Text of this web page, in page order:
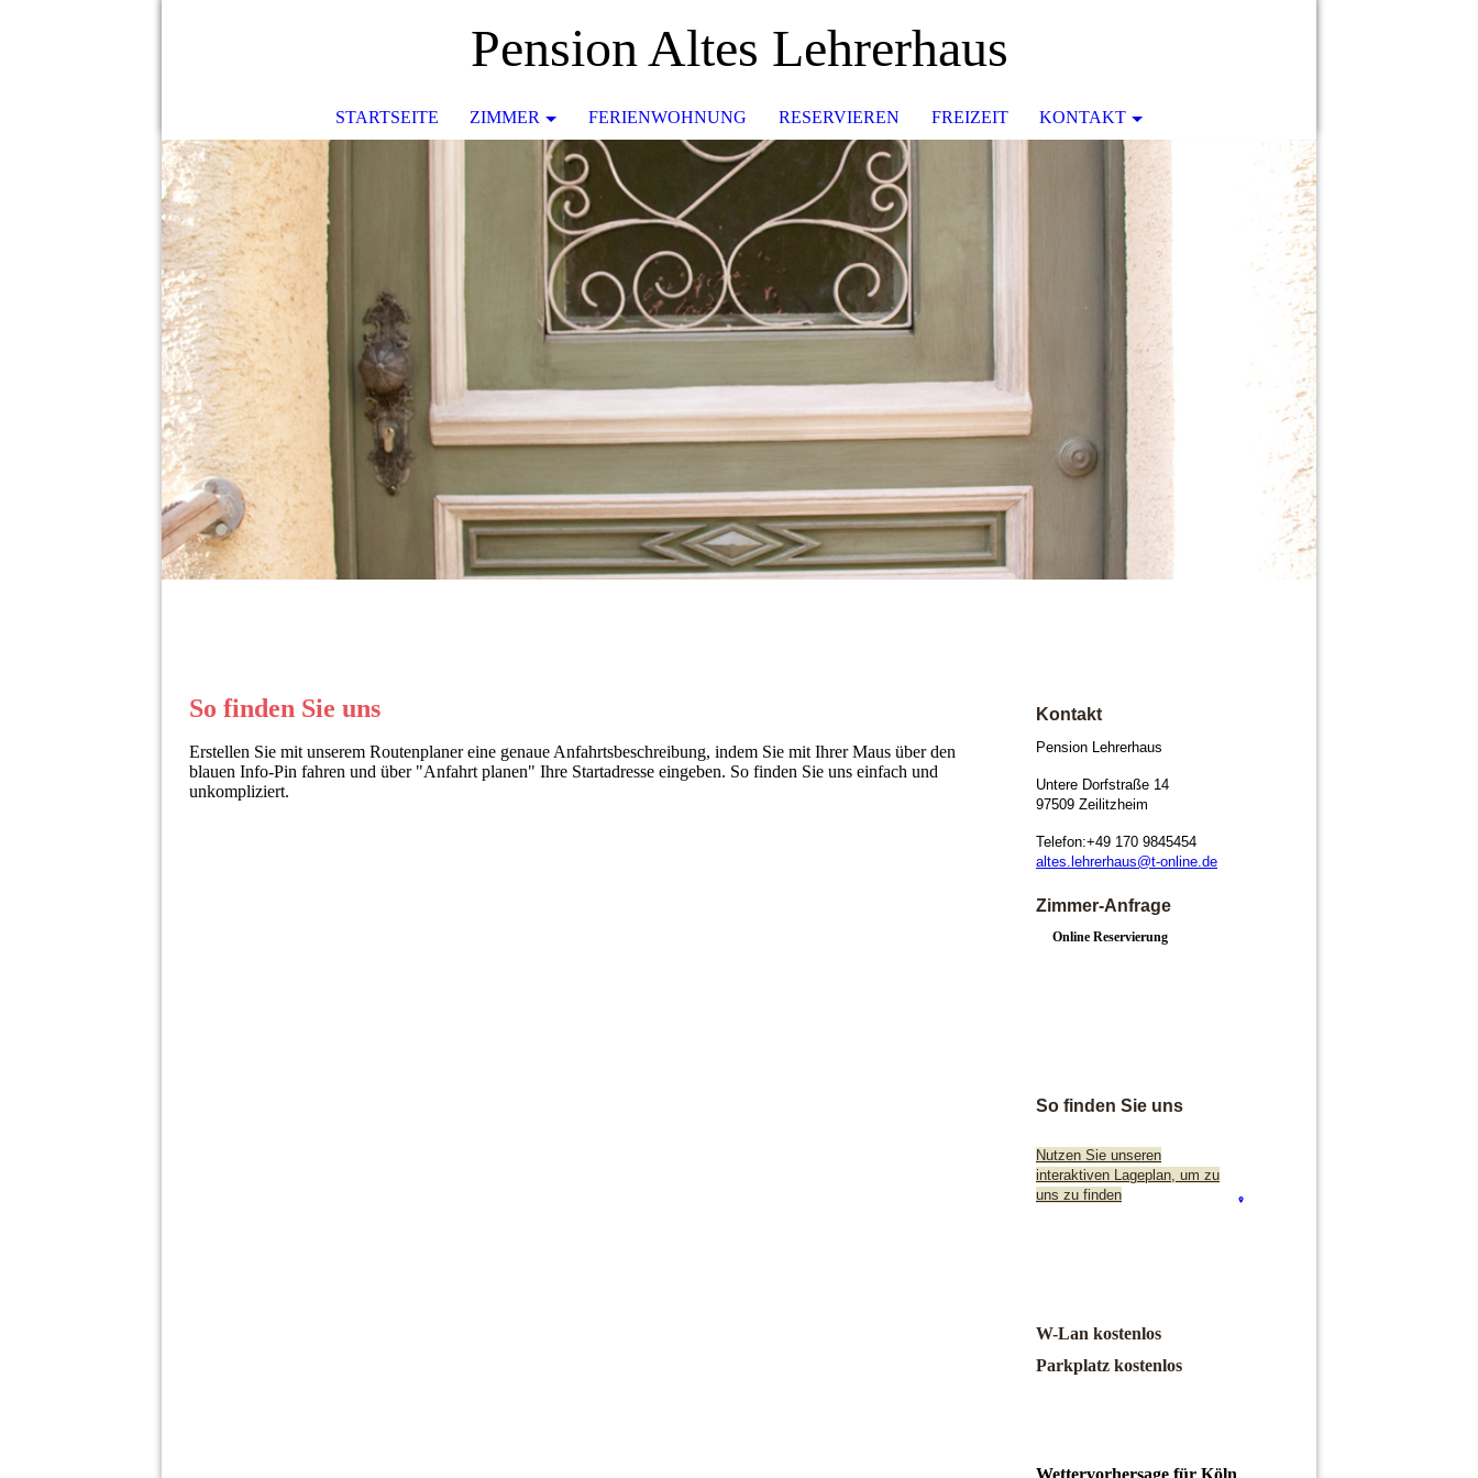
Pension Altes Lehrerhaus
STARTSEITE ZIMMER FERIENWOHNUNG RESERVIEREN FREIZEIT KONTAKT
So finden Sie uns
Erstellen Sie mit unserem Routenplaner eine genaue Anfahrtsbeschreibung, indem Sie mit Ihrer Maus über den
blauen Info-Pin fahren und über "Anfahrt planen" Ihre Startadresse eingeben. So finden Sie uns einfach und
unkompliziert.
Kontakt
Pension Lehrerhaus
Untere Dorfstraße 14
97509 Zeilitzheim
Telefon:+49 170 9845454
altes.lehrerhaus@t-online.de
Zimmer-Anfrage
Online Reservierung
So finden Sie uns
Nutzen Sie unseren
interaktiven La­ge­plan, um zu
uns zu finden
W-Lan kostenlos
Parkplatz kostenlos